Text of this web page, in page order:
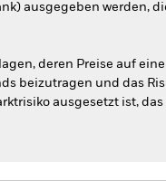
ausgegeben werden,
deren Preise auf
beizutragen und das
ausgesetzt ist,